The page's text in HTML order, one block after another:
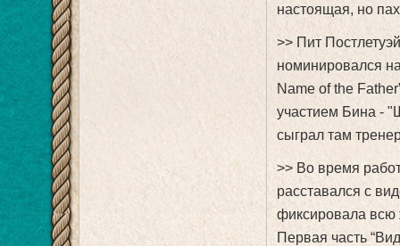
настоящая, но
>> Пит
номинировался
Name of the
участием Бина -
сыграл там
>> Во время
расставался с
фиксировала всю
Первая часть